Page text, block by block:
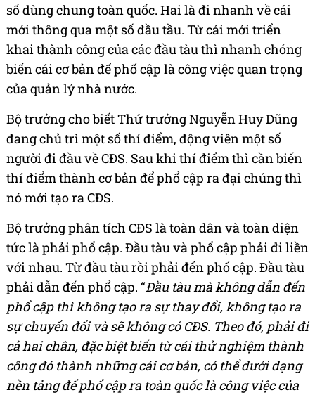
số dùng chung toàn quốc. Hai là đi nhanh về cái
mới thông qua một số đầu tầu. Từ cái mới triển
khai thành công của các đầu tàu thì nhanh chóng
biến cái cơ bản để phổ cập là công việc quan trọng
của quản lý nhà nước.
Bộ trưởng cho biết Thứ trưởng Nguyễn Huy Dũng
đang chủ trì một số thí điểm, động viên một số
người đi đầu về CĐS. Sau khi thí điểm thì cần biến
thí điểm thành cơ bản để phổ cập ra đại chúng thì
nó mới tạo ra CĐS.
Bộ trưởng phân tích CĐS là toàn dân và toàn diện
tức là phải phổ cập. Đầu tàu và phổ cập phải đi liền
với nhau. Từ đầu tàu rồi phải đến phổ cập. Đầu tàu
phải dẫn đến phổ cập. “Đầu tàu mà không dẫn đến
phổ cập thì không tạo ra sự thay đổi, không tạo ra
sự chuyển đổi và sẽ không có CĐS. Theo đó, phải đi
cả hai chân, đặc biệt biến từ cái thử nghiệm thành
công đó thành những cái cơ bản, có thể dưới dạng
nền tảng để phổ cập ra toàn quốc là công việc của